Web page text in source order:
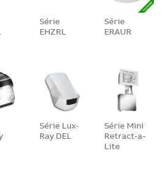
Série
EHZRL
Série
ERAUR
Série Lux-
Ray DEL
Série Mini
Retract-a-
Lite